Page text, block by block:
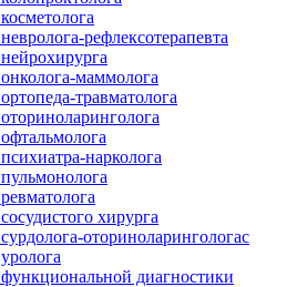
рефлексотерапевта
маммолога
травматолога
нарколога
хирурга
оториноларингологас
диагностики